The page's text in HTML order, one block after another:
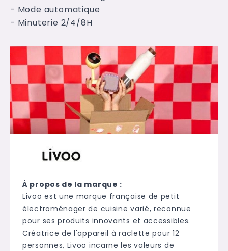
- Mode automatique
- Minuterie 2/4/8H
À propos de la marque :
Livoo est une marque française de petit
électroménager de cuisine varié, reconnue
pour ses produits innovants et accessibles.
Créatrice de l'appareil à raclette pour 12
personnes, Livoo incarne les valeurs de